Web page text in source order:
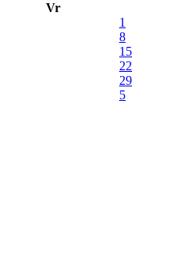
Vr
1
8
15
22
29
5